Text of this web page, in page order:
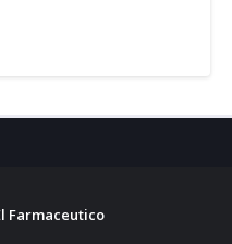
Farmaceutico